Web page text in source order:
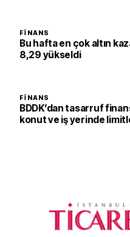
FINANS
Bu hafta en çok altın
8,29 yükseldi
FINANS
BDDK’dan tasarruf
konut ve iş yerinde